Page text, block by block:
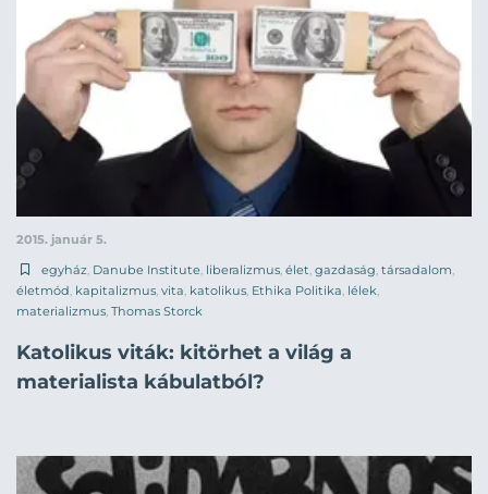
2015. január 5.
egyház Danube Institute liberalizmus élet gazdaság társadalom
életmód kapitalizmus vita katolikus Ethika Politika lélek
materializmus Thomas Storck
Katolikus viták: kitörhet a világ a
materialista kábulatból?